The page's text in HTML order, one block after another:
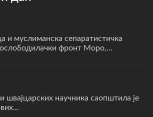
и муслиманска сепаратистичка
фронт Моро,...
швајцарских научника саопштила је